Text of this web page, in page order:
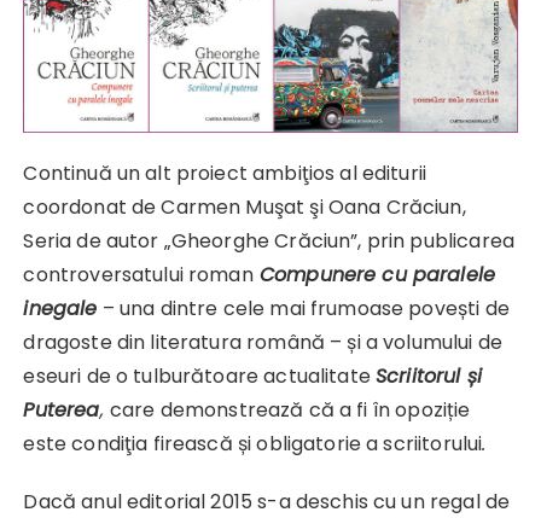
Continuă un alt proiect ambiţios al editurii
coordonat de Carmen Muşat şi Oana Crăciun,
Seria de autor „Gheorghe Crăciun”, prin publicarea
controversatului romanCompunere cu paralele
inegale – una dintre cele mai frumoase povești de
dragoste din literatura română – și a volumului de
eseuri de o tulburătoare actualitateScriitorul și
Puterea, care demonstrează că a fi în opoziție
este condiţia firească și obligatorie a scriitorului.
Dacă anul editorial 2015 s-a deschis cu un regal de